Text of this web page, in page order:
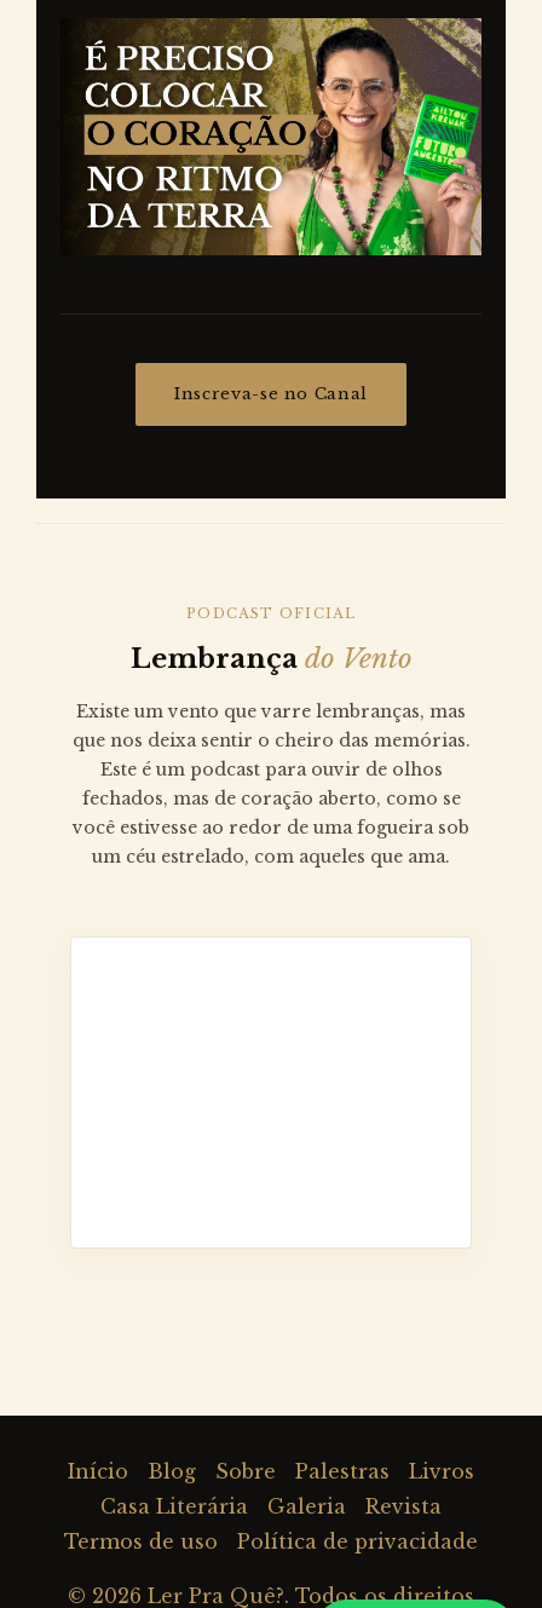
Inscreva-se no Canal
PODCAST OFICIAL
Lembrança do Vento
Existe um vento que varre lembranças, mas
que nos deixa sentir o cheiro das memórias.
Este é um podcast para ouvir de olhos
fechados, mas de coração aberto, como se
você estivesse ao redor de uma fogueira sob
um céu estrelado, com aqueles que ama.
Início Blog Sobre Palestras
Livros
Casa Literária
Galeria
Revista
Termos de uso
Política de privacidade
© 2026 Ler Pra Quê?. Todos os direitos